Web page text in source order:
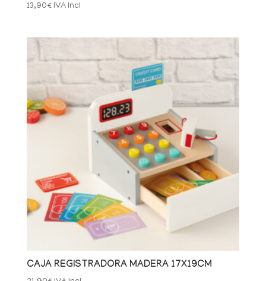
13,90€ IVA Incl
CAJA REGISTRADORA MADERA 17X19CM